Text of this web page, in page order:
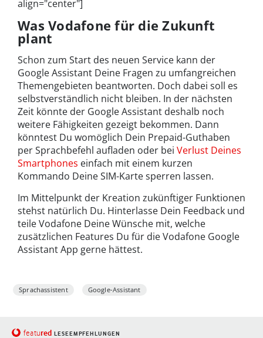
align="center"]
Was Vodafone für die Zukunft
plant
Schon zum Start des neuen Service kann der
Google Assistant Deine Fragen zu umfangreichen
Themengebieten beantworten. Doch dabei soll es
selbstverständlich nicht bleiben. In der nächsten
Zeit könnte der Google Assistant deshalb noch
weitere Fähigkeiten gezeigt bekommen. Dann
könntest Du womöglich Dein Prepaid-Guthaben
per Sprachbefehl aufladen oder bei Verlust Deines
Smartphones einfach mit einem kurzen
Kommando Deine SIM-Karte sperren lassen.
Im Mittelpunkt der Kreation zukünftiger Funktionen
stehst natürlich Du. Hinterlasse Dein Feedback und
teile Vodafone Deine Wünsche mit, welche
zusätzlichen Features Du für die Vodafone Google
Assistant App gerne hättest.
Sprachassistent Google-Assistant
featured LESEEMPFEHLUNGEN